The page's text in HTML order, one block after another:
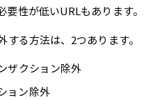
性が低いURLもあります。
る方法は、2つあります。
ザクション除外
ョン除外